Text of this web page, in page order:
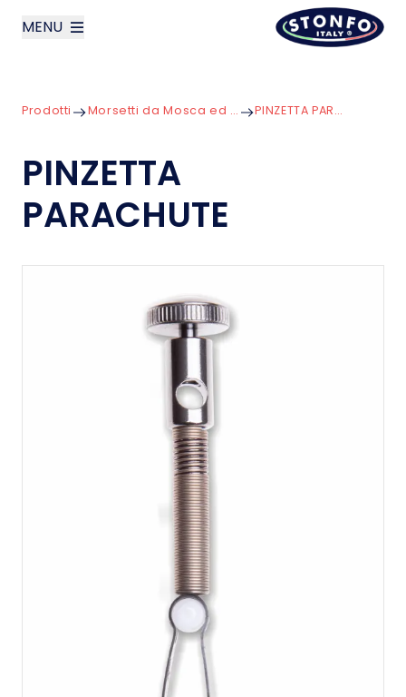
MENU
Prodotti
News
Prodotti Morsetti da Mosca ed Accessori PINZETTA PARACHUTE
PINZETTA
PARACHUTE